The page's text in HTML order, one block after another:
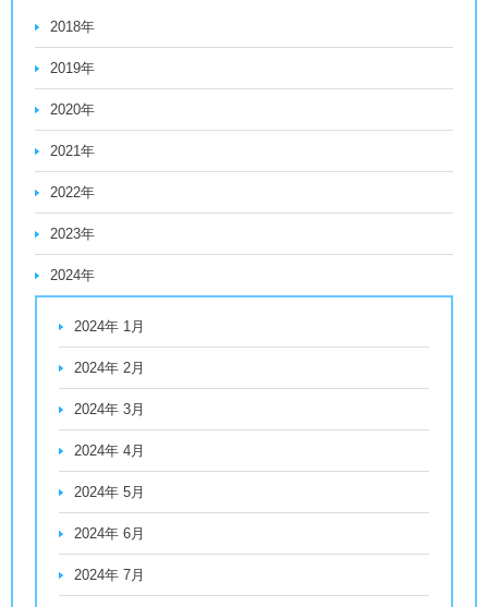
2018年
2019年
2020年
2021年
2022年
2023年
2024年
2024年 1月
2024年 2月
2024年 3月
2024年 4月
2024年 5月
2024年 6月
2024年 7月